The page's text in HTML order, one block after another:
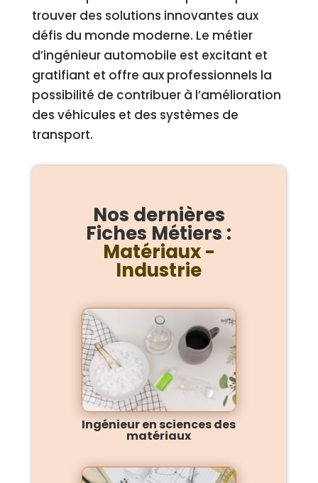
trouver des solutions innovantes aux
défis du monde moderne. Le métier
d’ingénieur automobile est excitant et
gratifiant et offre aux professionnels la
possibilité de contribuer à l’amélioration
des véhicules et des systèmes de
transport.
Nos dernières
Fiches Métiers :
Matériaux -
Industrie
Ingénieur en sciences des
matériaux